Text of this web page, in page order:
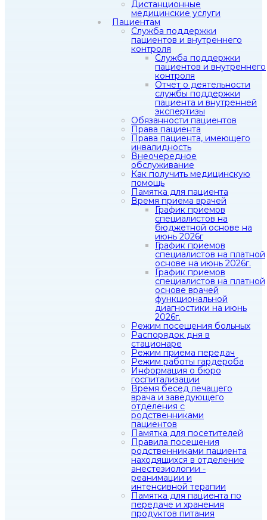
Дистанционные
медицинские услуги
Пациентам
Служба поддержки
пациентов и внутреннего
контроля
Служба поддержки
пациентов и внутреннего
контроля
Отчет о деятельности
службы поддержки
пациента и внутренней
экспертизы
Обязанности пациентов
Права пациента
Права пациента, имеющего
инвалидность
Внеочередное
обслуживание
Как получить медицинскую
помощь
Памятка для пациента
Время приема врачей
График приемов
специалистов на
бюджетной основе на
июнь 2026г
График приемов
специалистов на платной
основе на июнь 2026г.
График приемов
специалистов на платной
основе врачей
функциональной
диагностики на июнь
2026г.
Режим посещения больных
Распорядок дня в
стационаре
Режим приема передач
Режим работы гардероба
Информация о бюро
госпитализации
Время бесед лечащего
врача и заведующего
отделения с
родственниками
пациентов
Памятка для посетителей
Правила посещения
родственниками пациента
находящихся в отделение
анестезиологии -
реанимации и
интенсивной терапии
Памятка для пациента по
передаче и хранения
продуктов питания